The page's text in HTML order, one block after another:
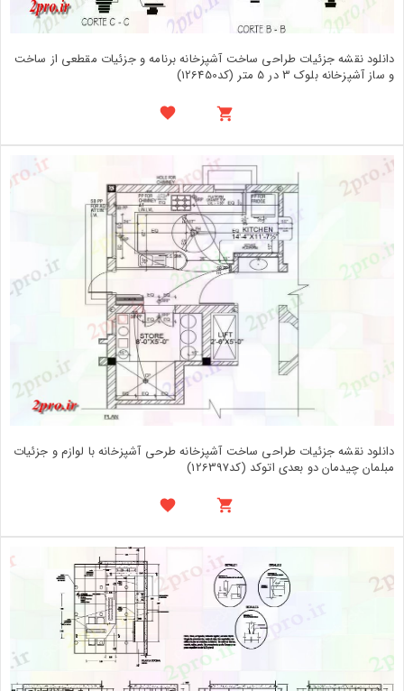
دانلود نقشه جزئیات طراحی ساخت آشپزخانه برنامه و جزئیات مقطعی از ساخت
و ساز آشپزخانه بلوک 3 در 5 متر (کد126450)
دانلود نقشه جزئیات طراحی ساخت آشپزخانه طرحی آشپزخانه با لوازم و جزئیات
مبلمان چیدمان دو بعدی اتوکد (کد126397)